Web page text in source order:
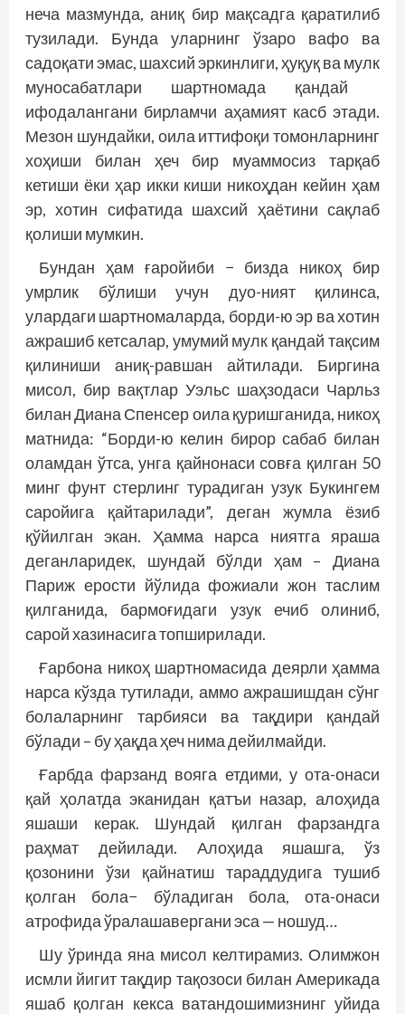
неча мазмунда, аниқ бир мақсадга қаратилиб
тузилади. Бунда уларнинг ўзаро вафо ва
садоқати эмас, шахсий эркинлиги, ҳуқуқ ва мулк
муносабатлари шартномада қандай
ифодалангани бирламчи аҳамият касб этади.
Мезон шундайки, оила иттифоқи томонларнинг
хоҳиши билан ҳеч бир муаммосиз тарқаб
кетиши ёки ҳар икки киши никоҳдан кейин ҳам
эр, хотин сифатида шахсий ҳаётини сақлаб
қолиши мумкин.
Бундан ҳам ғаройиби − бизда никоҳ бир
умрлик бўлиши учун дуо-ният қилинса,
улардаги шартномаларда, борди-ю эр ва хотин
ажрашиб кетсалар, умумий мулк қандай тақсим
қилиниши аниқ-равшан айтилади. Биргина
мисол, бир вақтлар Уэльс шаҳзодаси Чарльз
билан Диана Спенсер оила қуришганида, никоҳ
матнида: “Борди-ю келин бирор сабаб билан
оламдан ўтса, унга қайнонаси совға қилган 50
минг фунт стерлинг турадиган узук Букингем
саро­йига қайтарилади”, деган жумла ёзиб
қўйилган экан. Ҳамма нарса ниятга яраша
деганларидек, шундай бўлди ҳам – Диана
Париж ерости йўлида фожиали жон таслим
қилганида, бармоғидаги узук ечиб олиниб,
сарой хазинасига топширилади.
Ғарбона никоҳ шартномасида деярли ҳамма
нарса кўзда тутилади, аммо ажрашишдан сўнг
болаларнинг тарбияси ва тақдири қандай
бўлади – бу ҳақда ҳеч нима дейилмайди.
Ғарбда фарзанд вояга етдими, у ота-онаси
қай ҳолатда эканидан қатъи назар, алоҳида
яшаши керак. Шундай қилган фарзандга
раҳмат дейилади. Алоҳида яшашга, ўз
қозонини ўзи қайнатиш тараддудига тушиб
қолган бола− бўладиган бола, ота-­онаси
атрофида ўралашавергани эса — ношуд…
Шу ўринда яна мисол келтирамиз. Олимжон
исмли йигит тақдир тақозоси билан Америкада
яшаб қолган кекса ватандошимизнинг уйида